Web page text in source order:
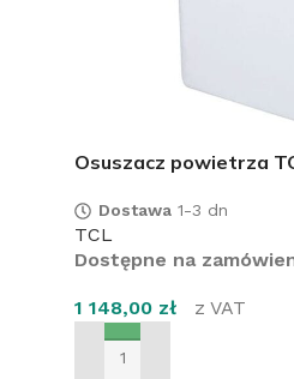
Osuszacz powietrza
Dostawa 1-3 dn
TCL
Dostępne na
1 148,00 zł z VAT
DODAJ DO KOSZYKA